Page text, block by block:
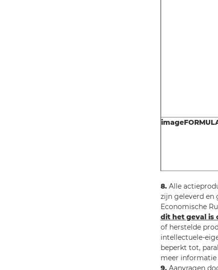
8. Alle
zijn geleverd en
Economische
dit het geval is
of herstelde
intellectuele-
beperkt tot,
meer
9. Aanvragen